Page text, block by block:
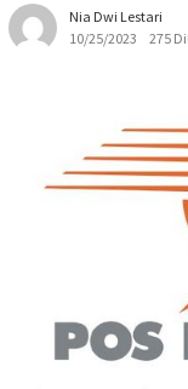
Nia Dwi Lestari
10/25/2023
275